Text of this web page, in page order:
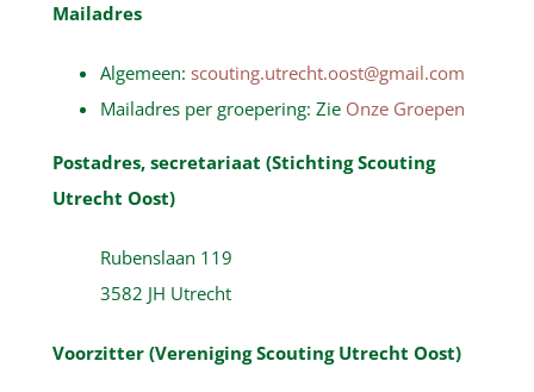
Mailadres
Algemeen:scouting.utrecht.oost@gmail.com
Mailadres per groepering: Zie Onze Groepen
Postadres, secretariaat (Stichting Scouting
Utrecht Oost)
Rubenslaan 119
3582 JH Utrecht
Voorzitter (Vereniging Scouting Utrecht Oost)